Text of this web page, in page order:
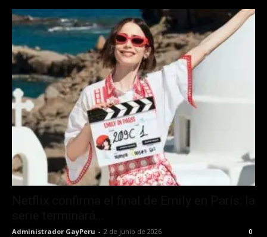
Administrador GayPeru - 2 de junio de 2026 0